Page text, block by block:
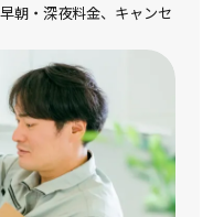
朝・深夜料金、キャンセ